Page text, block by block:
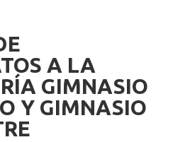
A LA
GIMNASIO
Y GIMNASIO